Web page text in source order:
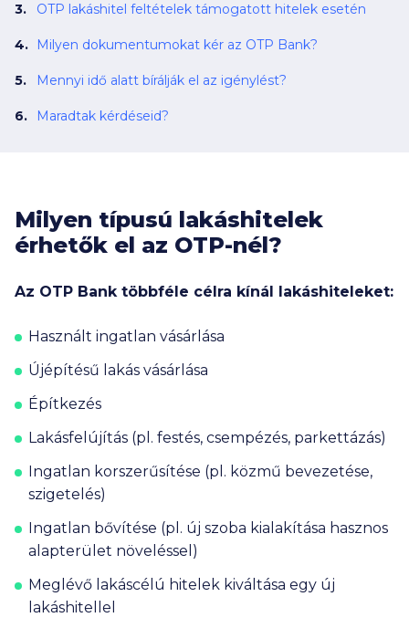
OTP lakáshitel feltételek támogatott hitelek esetén
Milyen dokumentumokat kér az OTP Bank?
Mennyi idő alatt bírálják el az igénylést?
Maradtak kérdéseid?
Milyen típusú lakáshitelek
érhetők el az OTP-nél?
Az OTP Bank többféle célra kínál lakáshiteleket:
Használt ingatlan vásárlása
Újépítésű lakás vásárlása
Építkezés
Lakásfelújítás (pl. festés, csempézés, parkettázás)
Ingatlan korszerűsítése (pl. közmű bevezetése,
szigetelés)
Ingatlan bővítése (pl. új szoba kialakítása hasznos
alapterület növeléssel)
Meglévő lakáscélú hitelek kiváltása egy új
lakáshitellel